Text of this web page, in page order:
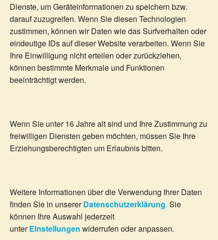
Dienste, um Geräteinformationen zu speichern bzw.
darauf zuzugreifen. Wenn Sie diesen Technologien
zustimmen, können wir Daten wie das Surfverhalten oder
eindeutige IDs auf dieser Website verarbeiten. Wenn Sie
Ihre Einwilligung nicht erteilen oder zurückziehen,
können bestimmte Merkmale und Funktionen
beeinträchtigt werden.
Wenn Sie unter 16 Jahre alt sind und Ihre Zustimmung zu
freiwilligen Diensten geben möchten, müssen Sie Ihre
Erziehungsberechtigten um Erlaubnis bitten.
Weitere Informationen über die Verwendung Ihrer Daten
finden Sie in unsererDatenschutzerklärung. Sie
können Ihre Auswahl jederzeit
unterEinstellungen widerrufen oder anpassen.
Schüßler Salze-
Bachblüten- und
Heilsteineberatung
50.70€– 101.40€
ühr
ung
Dieses
Produkt
weist
Die
Optionen
können
auf
Details
Telefonische Beratung
44.85€–160.99
ung
wäh
len
weist
mehrere
Varianten
Optionen
können
auf